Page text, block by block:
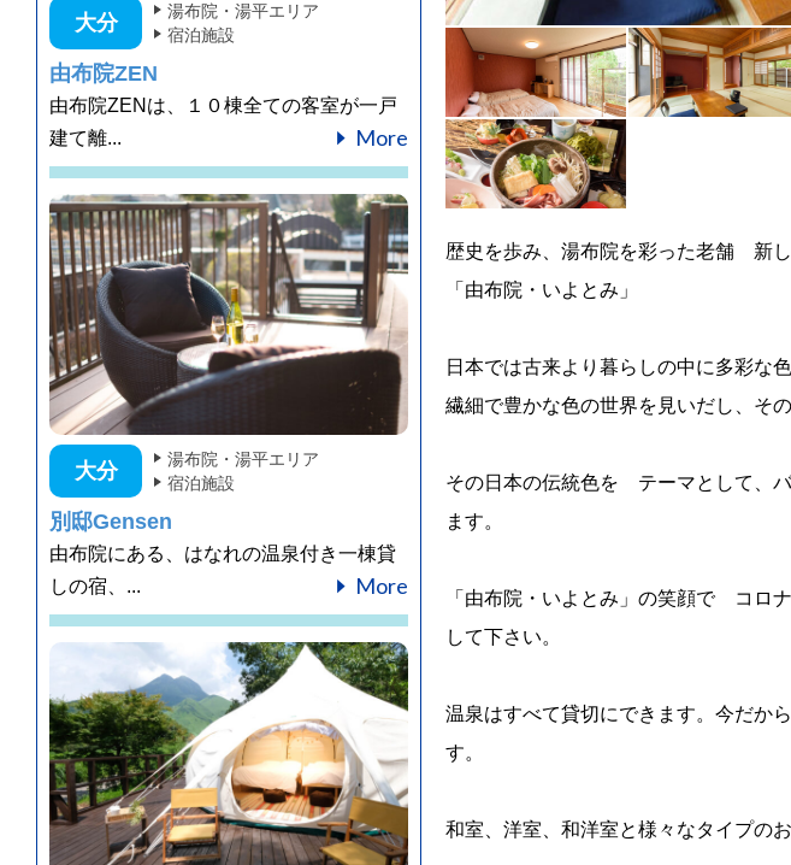
歴史を歩み、湯布院を彩った老舗 新
「由布院・いよとみ」
日本では古来より暮らしの中に多彩な
繊細で豊かな色の世界を見いだし、そ
その日本の伝統色を テーマとして、
ます。
「由布院・いよとみ」の笑顔で コロ
して下さい。
温泉はすべて貸切にできます。今だか
す。
和室、洋室、和洋室と様々なタイプの
大分
湯布院・湯平エリア
宿泊施設
由布院ZEN
由布院ZENは、１０棟全ての客室が一戸
建て離...
More
大分
湯布院・湯平エリア
宿泊施設
別邸Gensen
由布院にある、はなれの温泉付き一棟貸
しの宿、...
More